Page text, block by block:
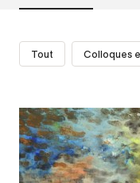
Tout Colloques